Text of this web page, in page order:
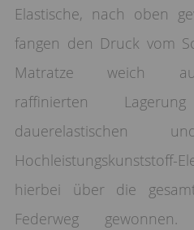
Elastische, nach oben
fangen den Druck vom
Matratze weich
raffinierten
dauerelastischen
hierbei über die
Federweg